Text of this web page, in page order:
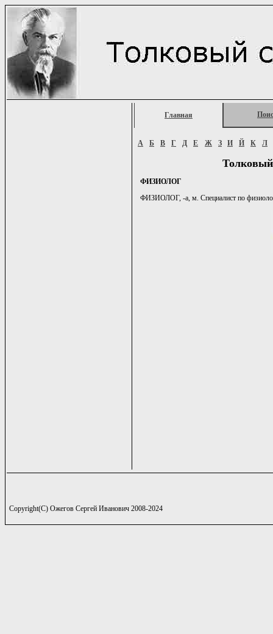
Главная
А Б В Г Д Е Ж З И Й К Л
ФИЗИОЛОГ
ФИЗИОЛОГ, -а, м. Специалист по
Copyright(C) Ожегов Сергей Иванович 2008-2024